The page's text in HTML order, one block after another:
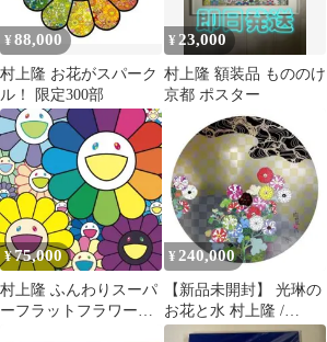
¥88,000
村上隆 お花がスパーク
ル！ 限定300部
¥ 23,000
村上隆 額装品 もののけ
京都 ポスター
¥75,000
村上隆 ふんわりスーパ
ーフラットフラワーズ
¥ 240,000
【新品未開封】 光琳の
お花と水 村上隆 /
Takashi Murakami